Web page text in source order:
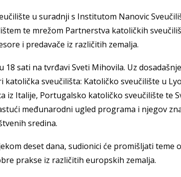
u suradnji s Institutom Nanovic
te mrežom Partnerstva katoličkih
i predavače iz različitih zemalja.
18 sati na tvrđavi Sveti Mihovila. Uz
sveučilišta: Katoličko sveučilište u
iz Italije, Portugalsko katoličko sveučilište te
međunarodni ugled programa i njegov
sredina.
deset dana, sudionici će promišljati teme
prakse iz različitih europskih zemalja.
prve ruke -
u
Šibenik spreman za
električnih autobusa:
12 punionica na